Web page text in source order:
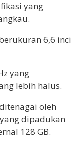
yang
6,6 inci
yang
lebih halus.
oleh
dipadukan
128 GB.